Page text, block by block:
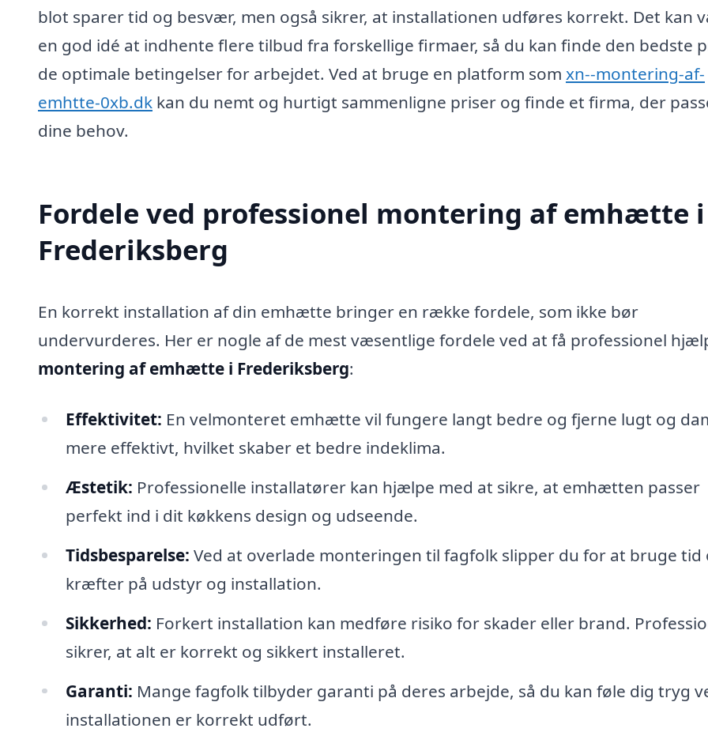
blot sparer tid og besvær, men også sikrer, at installationen udføres korrekt. Det kan
en god idé at indhente flere tilbud fra forskellige firmaer, så du kan finde den bedste
de optimale betingelser for arbejdet. Ved at bruge en platform som xn--montering-af-
emhtte-0xb.dk kan du nemt og hurtigt sammenligne priser og finde et firma, der
dine behov.
Fordele ved professionel montering af emhætte i
Frederiksberg
En korrekt installation af din emhætte bringer en række fordele, som ikke bør
undervurderes. Her er nogle af de mest væsentlige fordele ved at få professionel
montering af emhætte i Frederiksberg:
Effektivitet: En velmonteret emhætte vil fungere langt bedre og fjerne lugt og
mere effektivt, hvilket skaber et bedre indeklima.
Æstetik: Professionelle installatører kan hjælpe med at sikre, at emhætten passer
perfekt ind i dit køkkens design og udseende.
Tidsbesparelse: Ved at overlade monteringen til fagfolk slipper du for at bruge tid
kræfter på udstyr og installation.
Sikkerhed: Forkert installation kan medføre risiko for skader eller brand.
sikrer, at alt er korrekt og sikkert installeret.
Garanti: Mange fagfolk tilbyder garanti på deres arbejde, så du kan føle dig tryg
installationen er korrekt udført.